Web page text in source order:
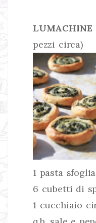
pezzi circa)
1 pasta
6 cubetti di
1 cucchiaio